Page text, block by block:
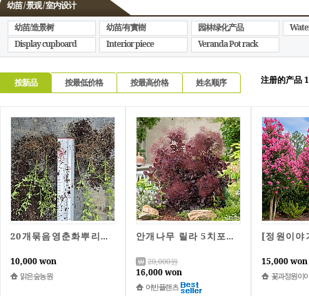
幼苗 / 景观 / 室内设计
幼苗/造景树
幼苗/有實樹 园林绿化产品
Display cupboard
Interior piece Veranda Pot rack
按新品 按最低价格 按最高价格 姓名顺序 注册的产品
20개묶음영춘화뿌리털이묘목길이 10cm이상
10,000 won
맑은숲농원
안개나무 릴라 5치포트묘 자엽 왜성 정원수 아파트조경수
20,000원
16,000 won
어반플랜츠
15,000 won
꽃과정원이